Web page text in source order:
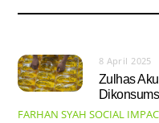
8 April 2025
Zulhas
FARHAN SYAH SOCIAL